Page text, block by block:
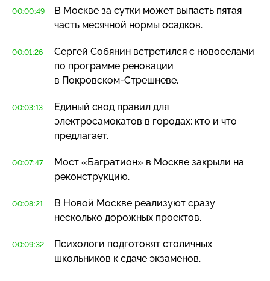
00:00:49
В Москве за сутки может выпасть пятая
часть месячной нормы осадков.
00:01:26
Сергей Собянин встретился с новоселами
по программе реновации
в Покровском-Стрешневе.
00:03:13
Единый свод правил для
электросамокатов в городах: кто и что
предлагает.
00:07:47
Мост «Багратион» в Москве закрыли на
реконструкцию.
00:08:21
В Новой Москве реализуют сразу
несколько дорожных проектов.
00:09:32
Психологи подготовят столичных
школьников к сдаче экзаменов.